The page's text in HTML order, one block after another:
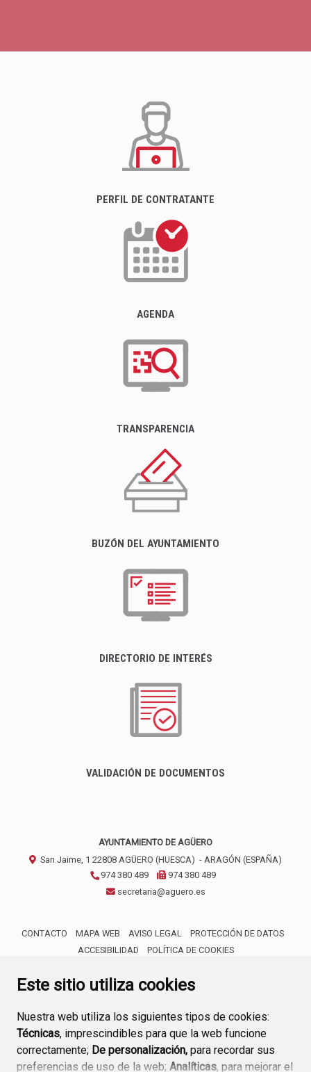
Este sitio utiliza cookies
Nuestra web utiliza los siguientes tipos de cookies:
Técnicas, imprescindibles para que la web funcione
correctamente; De personalización, para recordar sus
preferencias de uso de la web; Analíticas, para mejorar el
PERFIL DE CONTRATANTE
AGENDA
TRANSPARENCIA
BUZÓN DEL AYUNTAMIENTO
DIRECTORIO DE INTERÉS
VALIDACIÓN DE DOCUMENTOS
AYUNTAMIENTO DE AGÜERO
San Jaime, 1 22808 AGÜERO (HUESCA) - ARAGÓN (ESPAÑA)
974 380 489
974 380 489
secretaria@aguero.es
CONTACTO MAPA WEB AVISO LEGAL
PROTECCIÓN DE DATOS
ACCESIBILIDAD
POLÍTICA DE COOKIES